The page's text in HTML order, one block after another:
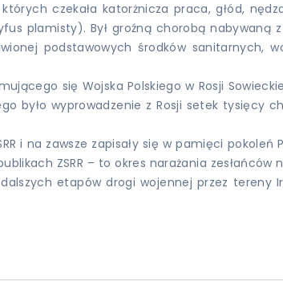
czekała katorżnicza praca, głód,
plamisty). Był groźną chorobą nabywaną
podstawowych środków sanitarnych,
się Wojska Polskiego w Rosji
było wyprowadzenie z Rosji setek tysięcy
i na zawsze zapisały się w pamięci pokoleń
ZSRR – to okres narażania
etapów drogi wojennej przez tereny